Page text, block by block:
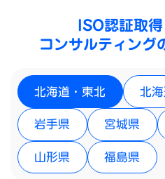
ISO認証取
コンサルティング
北海道・東北 北
岩手県 宮城県
山形県 福島県